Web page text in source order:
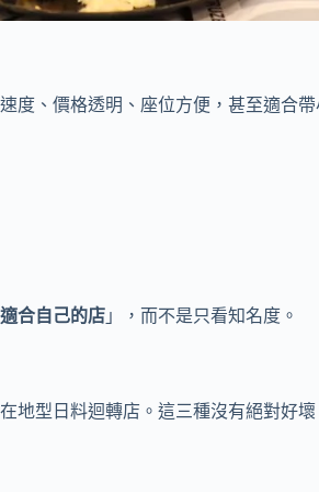
度、價格透明、座位方便，甚至適合
合自己的店 」，而不是只看知名度。
地型日料迴轉店。這三種沒有絕對好壞